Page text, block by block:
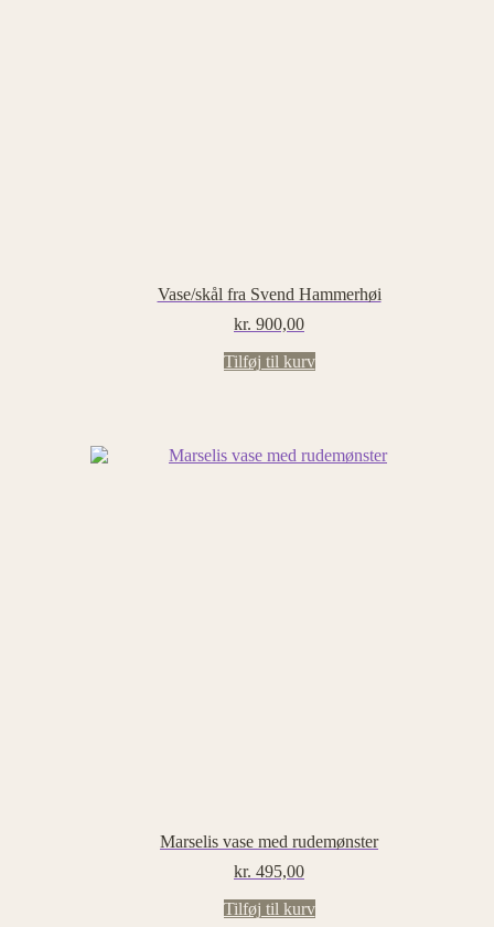
Vase/skål fra Svend Hammerhøi
kr. 900,00
Tilføj til kurv
Marselis vase med rudemønster
kr. 495,00
Tilføj til kurv